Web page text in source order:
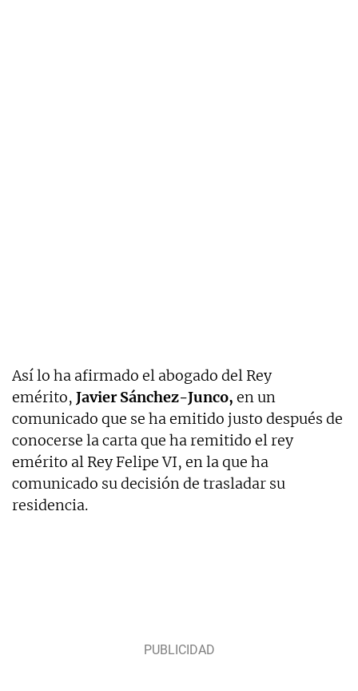
Así lo ha afirmado el abogado del Rey
emérito, Javier Sánchez-Junco, en un
comunicado que se ha emitido justo después de
conocerse la carta que ha remitido el rey
emérito al Rey Felipe VI, en la que ha
comunicado su decisión de trasladar su
residencia.